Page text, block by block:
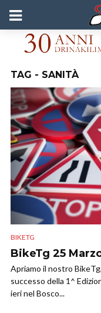
TAG - SANITÀ
BIKETG
BikeTg 25
Apriamo il nostro
successo della 1^
ieri nel Bosco...